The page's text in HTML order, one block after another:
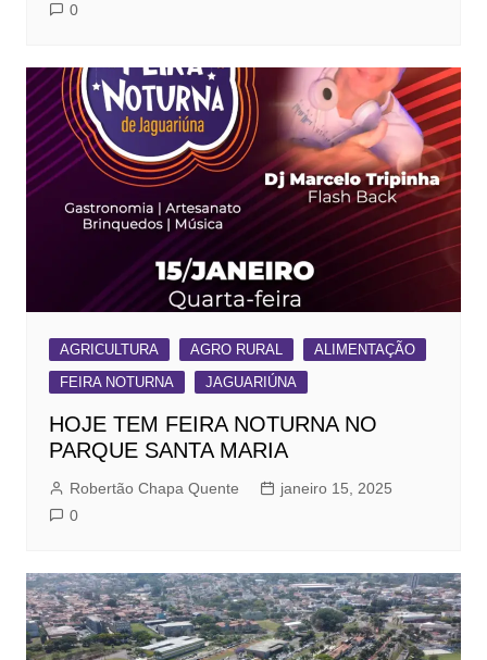
0
AGRICULTURA AGRO RURAL
ALIMENTAÇÃO
FEIRA NOTURNA
JAGUARIÚNA
HOJE TEM FEIRA NOTURNA NO
PARQUE SANTA MARIA
Robertão Chapa Quente
janeiro 15, 2025
0